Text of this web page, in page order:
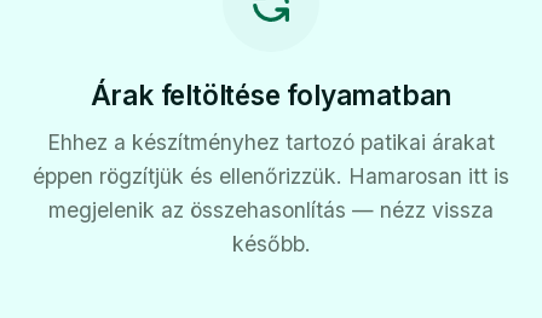
Árak feltöltése folyamatban
Ehhez a készítményhez tartozó patikai árakat
éppen rögzítjük és ellenőrizzük. Hamarosan itt is
megjelenik az összehasonlítás — nézz vissza
később.